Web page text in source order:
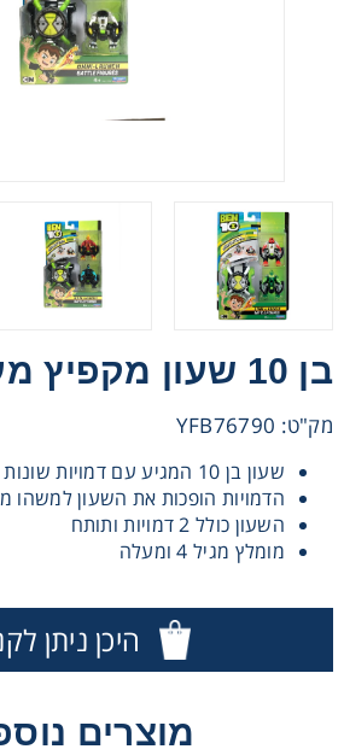
בן 10 שעון מקפיץ מעורב
מק"ט: YFB76790
שעון בן 10 המגיע עם דמויות שונות ומגניבות מהתוכנית
הדמויות הופכות את השעון למשהו
השעון כולל 2 דמויות ותותח
מומלץ מגיל 4 ומעלה
היכן ניתן
מוצרים
משחקים להתפתחות תינוקות
מכוניות משחק
ריהוט לילדים